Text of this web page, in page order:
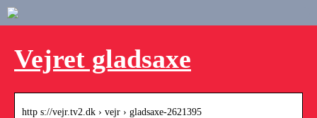
Vejret gladsaxe
http s://vejr.tv2.dk › vejr › gladsaxe-2621395